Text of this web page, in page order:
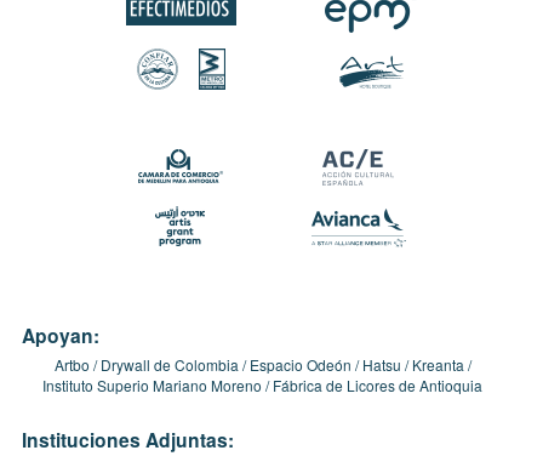
Apoyan:
Artbo Drywall de Colombia Espacio Odeón Hatsu
Kreanta
Instituto Superio Mariano Moreno
Fábrica de Licores de Antioquia
Instituciones Adjuntas: